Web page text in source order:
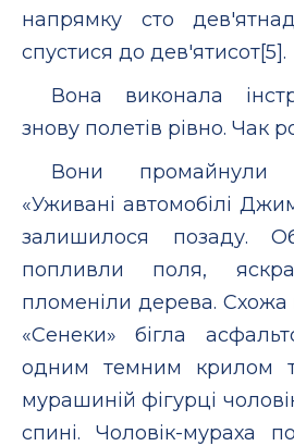
напрямку сто
спустися до дев'ятисот[5].
Вона виконала
знову полетів рівно. Чак
Вони
«Уживані автомобілі
залишилося позаду.
попливли поля,
пломеніли дерева. Схожа
«Сенеки» бігла
одним темним крилом
мурашиній фігурці
спині. Чоловік-мураха